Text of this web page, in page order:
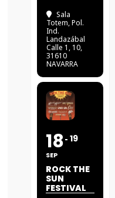
Sala
Totem, Pol.
Ind.
Landazábal
Calle 1, 10,
31610
NAVARRA
18
SEP
19
ROCK THE
SUN
FESTIVAL